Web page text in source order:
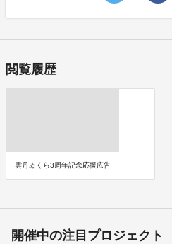
閲覧履歴
雲丹ゐくら3周年記念応援広告
開催中の注目プロジェクト